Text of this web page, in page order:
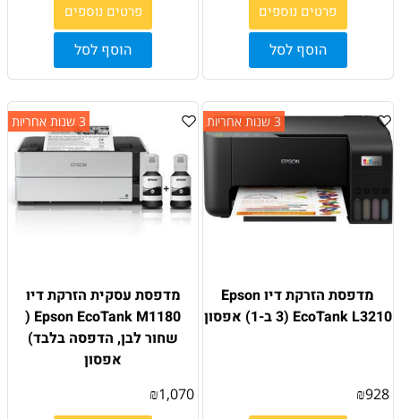
פרטים נוספים
הוסף לסל
פרטים נוספים
הוסף לסל
3 שנות אחריות
מדפסת הזרקת דיו Epson
EcoTank L3210 (3 ב-1) אפסון
₪928
3 שנות אחריות
מדפסת עסקית הזרקת דיו
Epson EcoTank M1180 (
שחור לבן, הדפסה בלבד)
אפסון
₪1,070